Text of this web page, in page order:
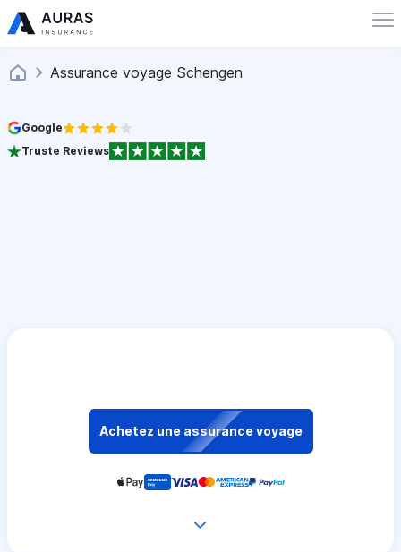
Assurance voyage Schengen
Google
Truste Reviews
Achetez une assurance voyage